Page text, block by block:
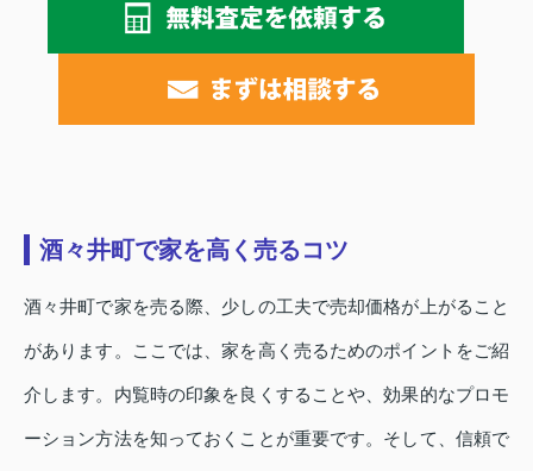
酒々井町で家を高く売るコツ
酒々井町で家を売る際、少しの工夫で売却価格が上がること
があります。ここでは、家を高く売るためのポイントをご紹
介します。内覧時の印象を良くすることや、効果的なプロモ
ーション方法を知っておくことが重要です。そして、信頼で